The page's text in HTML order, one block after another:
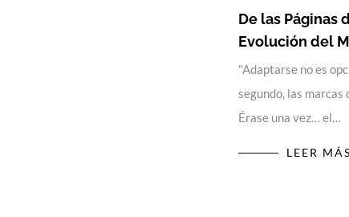
De las Páginas
Evolución del
"Adaptarse no es
segundo, las marcas
Érase una vez… el…
LEER MÁS